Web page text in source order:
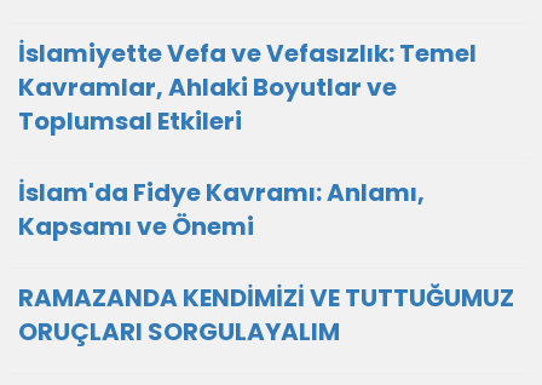
İslamiyette Vefa ve Vefasızlık: Temel
Kavramlar, Ahlaki Boyutlar ve
Toplumsal Etkileri
İslam'da Fidye Kavramı: Anlamı,
Kapsamı ve Önemi
RAMAZANDA KENDİMİZİ VE TUTTUĞUMUZ
ORUÇLARI SORGULAYALIM